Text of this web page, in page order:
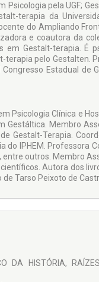
Psicologia pela UGF;
terapia da
do Ampliando
e coautora da
em Gestalt-terapia. É
pelo Gestalten.
Estadual de
Psicologia Clínica e
Gestáltica. Membro
Gestalt-Terapia.
do IPHEM. Professora
entre outros. Membro
Autora dos
Tarso Peixoto de
HISTÓRIA,